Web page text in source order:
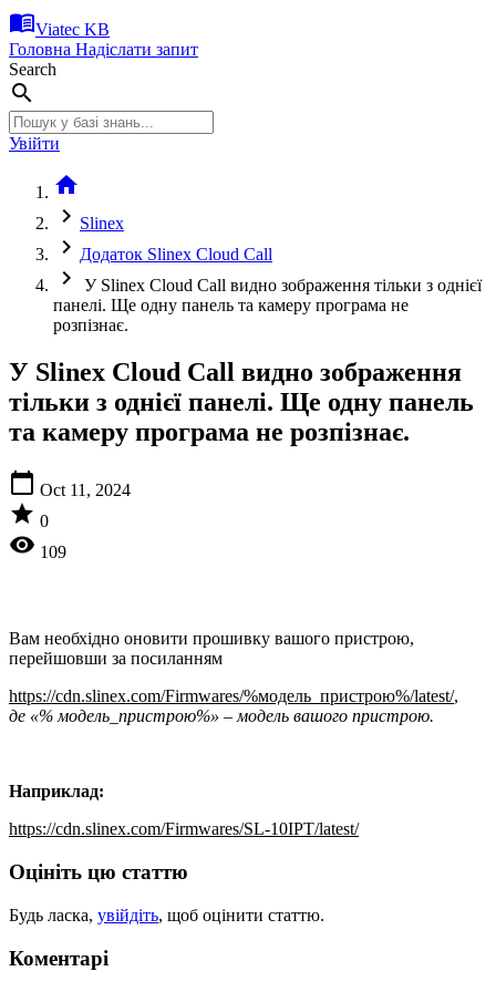
menu_bookViatec KB
Головна Надіслати запит
Search
search
Увійти
home
chevron_right Slinex
chevron_right Додаток Slinex Cloud Call
chevron_right
У Slinex Cloud Call видно зображення тільки з однієї
панелі. Ще одну панель та камеру програма не
розпізнає.
У Slinex Cloud Call видно зображення
тільки з однієї панелі. Ще одну панель
та камеру програма не розпізнає.
calendar_today Oct 11, 2024
star 0
visibility 109
Вам необхідно оновити прошивку вашого пристрою,
перейшовши за посиланням
https://cdn.slinex.com/Firmwares/%модель_пристрою%/latest/,
де «% модель_пристрою%» – модель вашого пристрою.
Наприклад:
https://cdn.slinex.com/Firmwares/SL-10IPT/latest/
Оцініть цю статтю
Будь ласка, увійдіть, щоб оцінити статтю.
Коментарі